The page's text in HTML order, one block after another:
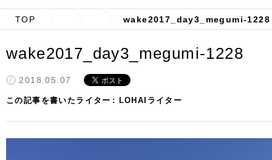
TOP wake2017_day3_megumi-1228
wake2017_day3_megumi-1228
2018.05.07
この記事を書いたライター LOHAIライター